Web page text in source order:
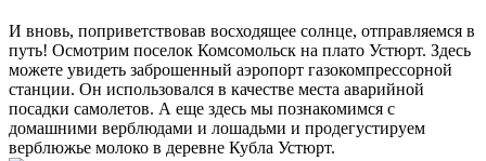
И вновь, поприветствовав восходящее солнце, отправляемся в
путь! Осмотрим поселок Комсомольск на плато Устюрт. Здесь
можете увидеть заброшенный аэропорт газокомпрессорной
станции. Он использовался в качестве места аварийной
посадки самолетов. А еще здесь мы познакомимся с
домашними верблюдами и лошадьми и продегустируем
верблюжье молоко в деревне Кубла Устюрт.